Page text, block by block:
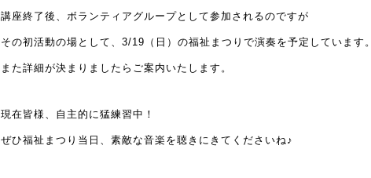
講座終了後、ボランティアグループとして参加されるのですが
その初活動の場として、3/19（日）の福祉まつりで演奏を予定しています。
また詳細が決まりましたらご案内いたします。
現在皆様、自主的に猛練習中！
ぜひ福祉まつり当日、素敵な音楽を聴きにきてくださいね♪